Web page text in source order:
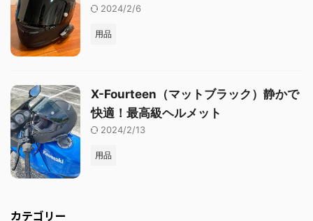
2024/2/6
用品
X-Fourteen（マットブラック）静かで
快適！最高級ヘルメット
2024/2/13
用品
カテゴリー